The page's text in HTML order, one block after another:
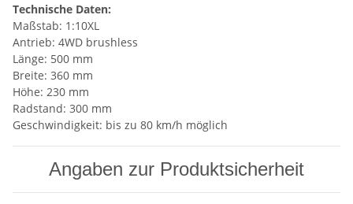
Technische Daten:
Maßstab: 1:10XL
Antrieb: 4WD brushless
Länge: 500 mm
Breite: 360 mm
Höhe: 230 mm
Radstand: 300 mm
Geschwindigkeit: bis zu 80 km/h möglich
Angaben zur Produktsicherheit